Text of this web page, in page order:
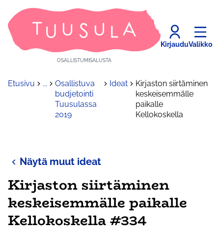
OSALLISTUMISALUSTA
KirjauduValikko
Etusivu ...
Osallistuva
budjetointi
Tuusulassa
2019
Ideat
Kirjaston siirtäminen
keskeisemmälle
paikalle
Kellokoskella
Näytä muut ideat
Kirjaston siirtäminen
keskeisemmälle paikalle
Kellokoskella #334